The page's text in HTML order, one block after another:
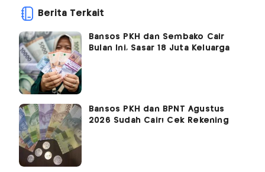
Berita Terkait
Bansos PKH dan Sembako Cair
Bulan Ini, Sasar 18 Juta Keluarga
Bansos PKH dan BPNT Agustus
2026 Sudah Cair! Cek Rekening